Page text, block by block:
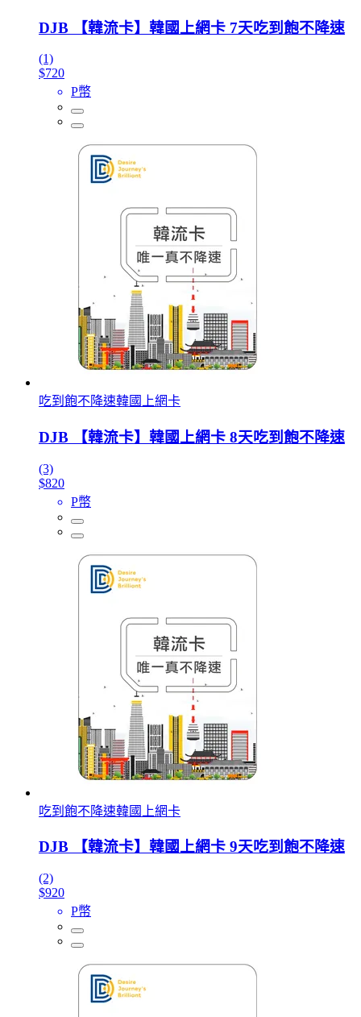
DJB 【韓流卡】韓國上網卡 7天吃到飽不降速
(1)
$720
P幣
吃到飽不降速韓國上網卡
DJB 【韓流卡】韓國上網卡 8天吃到飽不降速
(3)
$820
P幣
吃到飽不降速韓國上網卡
DJB 【韓流卡】韓國上網卡 9天吃到飽不降速
(2)
$920
P幣